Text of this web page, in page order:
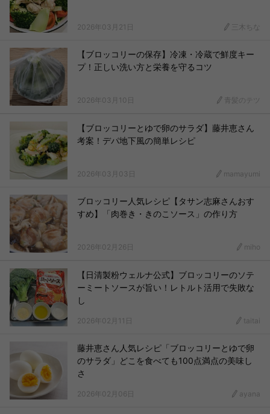
2026年03月21日 三木ちな
【ブロッコリーの保存】冷凍・冷蔵で鮮度キー
プ！正しい洗い方と栄養を守るコツ
2026年03月10日 青髪のテツ
【ブロッコリーとゆで卵のサラダ】藤井恵さん
考案！デパ地下風の簡単レシピ
2026年03月03日 mamayumi
ブロッコリー人気レシピ【タサン志麻さんおす
すめ】「肉巻き・きのこソース」の作り方
2026年02月26日 miho
【日清製粉ウェルナ公式】ブロッコリーのソテ
ーミートソースが旨い！レトルト活用で失敗な
し
2026年02月11日 taitai
藤井恵さん人気レシピ「ブロッコリーとゆで卵
のサラダ」どこを食べても100点満点の美味し
さ
2026年02月06日 ayana